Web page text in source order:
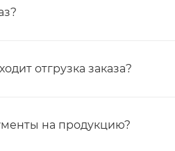
отгрузка заказа?
на продукцию?